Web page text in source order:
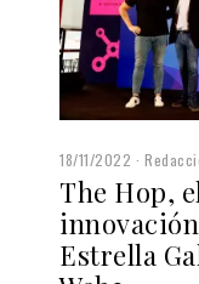
18/11/2022
The Hop,
Estrella